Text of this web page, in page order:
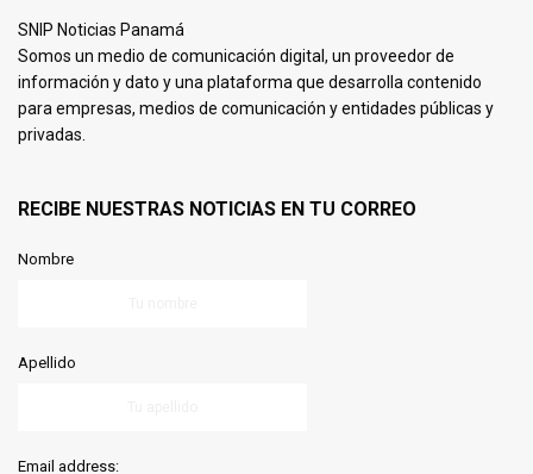
SNIP Noticias Panamá
Somos un medio de comunicación digital, un proveedor de
información y dato y una plataforma que desarrolla contenido
para empresas, medios de comunicación y entidades públicas y
privadas.
RECIBE NUESTRAS NOTICIAS EN TU CORREO
Nombre
Apellido
Email address: